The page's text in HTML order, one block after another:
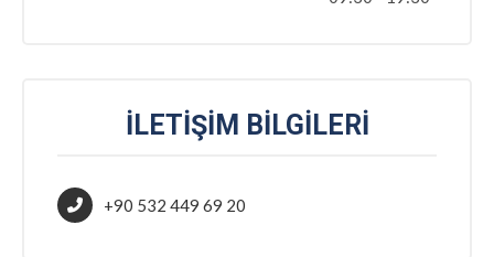
İLETIŞIM BILGILERI
+90 532 449 69 20